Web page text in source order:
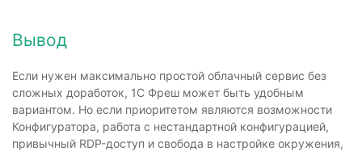
Вывод
Если нужен максимально простой облачный сервис без
сложных доработок, 1С Фреш может быть удобным
вариантом. Но если приоритетом являются возможности
Конфигуратора, работа с нестандартной конфигурацией,
привычный RDP-доступ и свобода в настройке окружения,